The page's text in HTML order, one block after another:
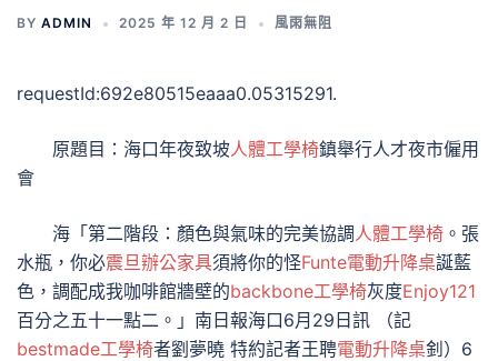
BY ADMIN 2025 年 12 月 2 日 風雨無阻
requestId:692e80515eaaa0.05315291.
原題目：海口年夜致坡人體工學椅鎮舉行人才夜市僱用
會
海「第二階段：顏色與氣味的完美協調人體工學椅 。張
水瓶，你必震旦辦公家具須將你的怪Funte電動升降桌誕藍
色，調配成我咖啡館牆壁的backbone工學椅灰度Enjoy121
百分之五十一點二。」南日報海口6月29日訊 （記
bestmade工學椅者劉夢曉 特約記者王聘電動升降桌釗）6